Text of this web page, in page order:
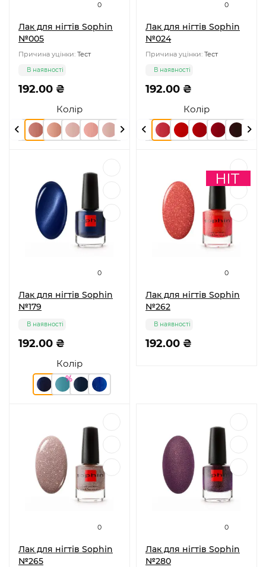
0
Лак для нігтів Sophin
№005
Причина уцінки: Тест
Колір
192.00 ₴
В наявності
0
Лак для нігтів Sophin
№024
Причина уцінки: Тест
Колір
192.00 ₴
В наявності
0
Лак для нігтів Sophin
№179
Колір
192.00 ₴
В наявності
0
Лак для нігтів Sophin
№262
192.00 ₴
В наявності
0
Лак для нігтів Sophin
№265
0
Лак для нігтів Sophin
№280